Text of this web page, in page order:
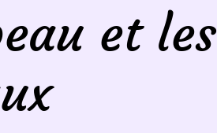
et les